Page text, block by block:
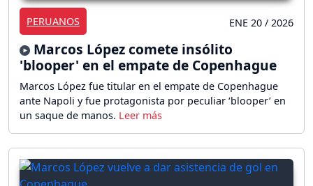
PERUANOS ENE 20 / 2026
Marcos López comete insólito
'blooper' en el empate de Copenhague
Marcos López fue titular en el empate de Copenhague
ante Napoli y fue protagonista por peculiar ‘blooper’ en
un saque de manos.